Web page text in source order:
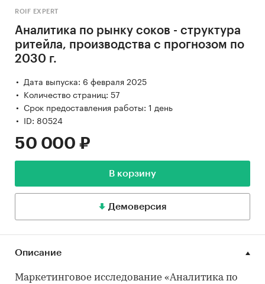
ROIF EXPERT
Аналитика по рынку соков - структура
ритейла, производства с прогнозом по
2030 г.
Дата выпуска: 6 февраля 2025
Количество страниц: 57
Срок предоставления работы: 1 день
ID: 80524
50 000 ₽
В корзину
Демоверсия
Описание
Маркетинговое исследование «Аналитика по